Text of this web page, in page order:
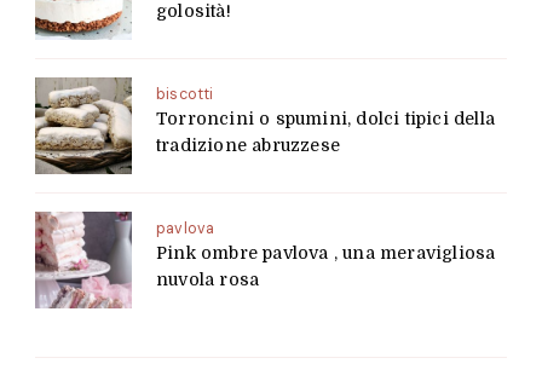
golosità!
biscotti
Torroncini o spumini, dolci tipici della
tradizione abruzzese
pavlova
Pink ombre pavlova , una meravigliosa
nuvola rosa